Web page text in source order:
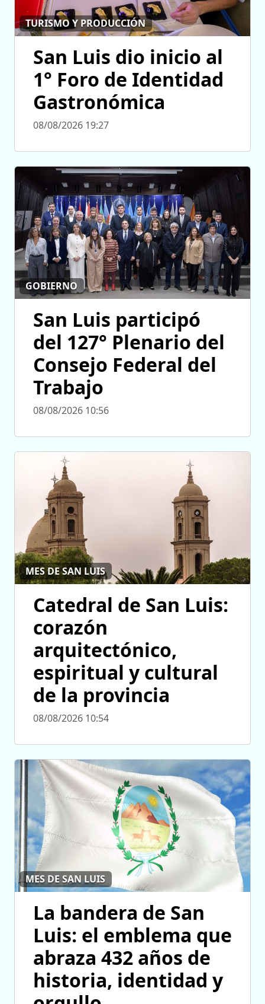
TURISMO Y PRODUCCIÓN
San Luis dio inicio al
1° Foro de Identidad
Gastronómica
08/08/2026 19:27
GOBIERNO
San Luis participó
del 127° Plenario del
Consejo Federal del
Trabajo
08/08/2026 10:56
MES DE SAN LUIS
Catedral de San Luis:
corazón
arquitectónico,
espiritual y cultural
de la provincia
08/08/2026 10:54
MES DE SAN LUIS
La bandera de San
Luis: el emblema que
abraza 432 años de
historia, identidad y